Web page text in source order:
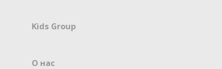
Kids Group
О нас